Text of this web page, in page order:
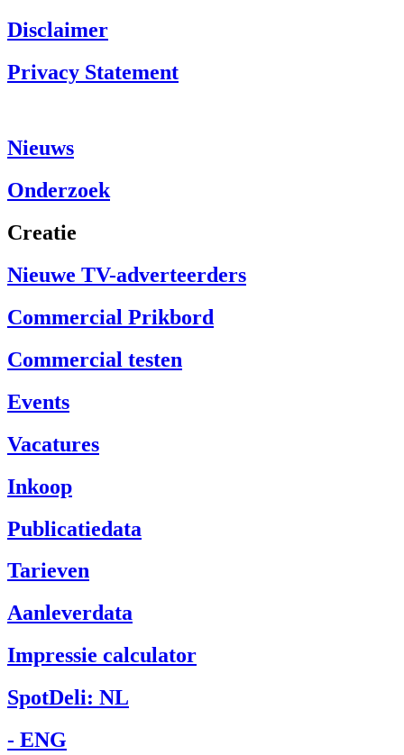
Disclaimer
Privacy Statement
Nieuws
Onderzoek
Creatie
Nieuwe TV-adverteerders
Commercial Prikbord
Commercial testen
Events
Vacatures
Inkoop
Publicatiedata
Tarieven
Aanleverdata
Impressie calculator
SpotDeli: NL
- ENG